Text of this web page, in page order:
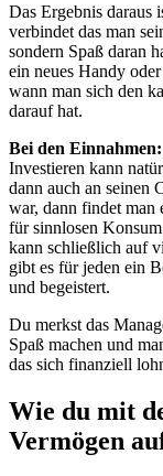
Das Ergebnis daraus
verbindet das man
sondern Spaß daran
ein neues Handy
wann man sich den
darauf hat.
Bei den Einnahmen:
Investieren kann
dann auch an seinen
war, dann findet man
für sinnlosen
kann schließlich auf
gibt es für jeden ein
und begeistert.
Du merkst das
Spaß machen und
das sich finanziell
Wie du mit
Vermögen